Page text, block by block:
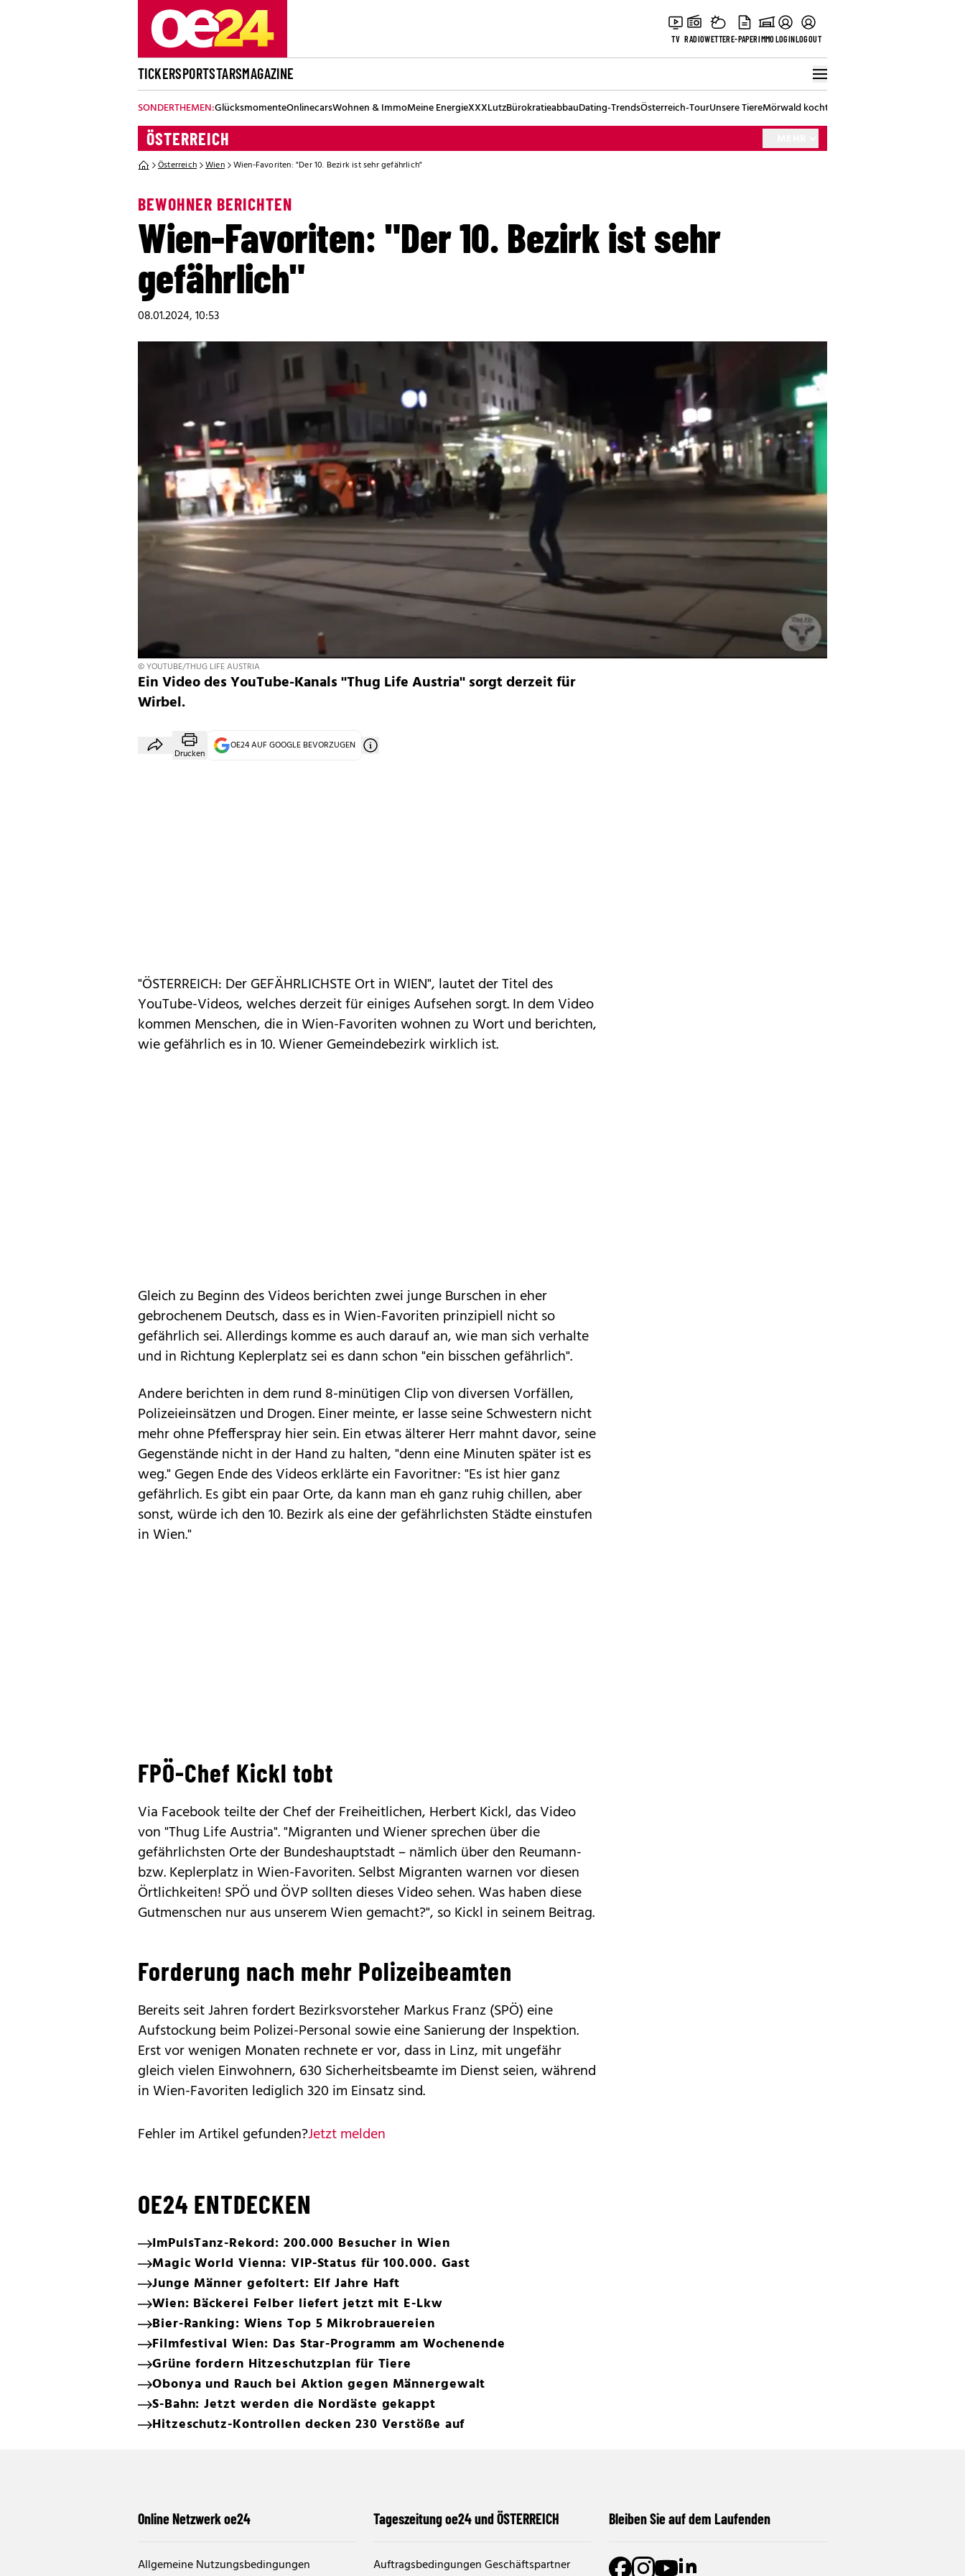
TV RADIOWETTERE-PAPERIMMOLOGINLOGOUT
TICKERSPORTSTARSMAGAZINE
SONDERTHEMEN:GlücksmomenteOnlinecarsWohnen & ImmoMeine EnergieXXXLutzBürokratieabbauDating-TrendsÖsterreich-TourUnsere TiereMörwald kocht
ÖSTERREICH
Österreich Wien Wien-Favoriten: "Der 10. Bezirk ist sehr gefährlich"
BEWOHNER BERICHTEN
Wien-Favoriten: "Der 10. Bezirk ist sehr
gefährlich"
08.01.2024, 10:53
© YOUTUBE/THUG LIFE AUSTRIA
Ein Video des YouTube-Kanals ''Thug Life Austria'' sorgt derzeit für
Wirbel.
Drucken
OE24 AUF GOOGLE BEVORZUGEN
"ÖSTERREICH: Der GEFÄHRLICHSTE Ort in WIEN", lautet der Titel des
YouTube-Videos, welches derzeit für einiges Aufsehen sorgt. In dem Video
kommen Menschen, die in Wien-Favoriten wohnen zu Wort und berichten,
wie gefährlich es in 10. Wiener Gemeindebezirk wirklich ist.
Gleich zu Beginn des Videos berichten zwei junge Burschen in eher
gebrochenem Deutsch, dass es in Wien-Favoriten prinzipiell nicht so
gefährlich sei. Allerdings komme es auch darauf an, wie man sich verhalte
und in Richtung Keplerplatz sei es dann schon "ein bisschen gefährlich".
Andere berichten in dem rund 8-minütigen Clip von diversen Vorfällen,
Polizeieinsätzen und Drogen. Einer meinte, er lasse seine Schwestern nicht
mehr ohne Pfefferspray hier sein. Ein etwas älterer Herr mahnt davor, seine
Gegenstände nicht in der Hand zu halten, "denn eine Minuten später ist es
weg." Gegen Ende des Videos erklärte ein Favoritner: "Es ist hier ganz
gefährlich. Es gibt ein paar Orte, da kann man eh ganz ruhig chillen, aber
sonst, würde ich den 10. Bezirk als eine der gefährlichsten Städte einstufen
in Wien."
FPÖ-Chef Kickl tobt
Via Facebook teilte der Chef der Freiheitlichen, Herbert Kickl, das Video
von "Thug Life Austria". "Migranten und Wiener sprechen über die
gefährlichsten Orte der Bundeshauptstadt – nämlich über den Reumann-
bzw. Keplerplatz in Wien-Favoriten. Selbst Migranten warnen vor diesen
Örtlichkeiten! SPÖ und ÖVP sollten dieses Video sehen. Was haben diese
Gutmenschen nur aus unserem Wien gemacht?", so Kickl in seinem Beitrag.
Forderung nach mehr Polizeibeamten
Bereits seit Jahren fordert Bezirksvorsteher Markus Franz (SPÖ) eine
Aufstockung beim Polizei-Personal sowie eine Sanierung der Inspektion.
Erst vor wenigen Monaten rechnete er vor, dass in Linz, mit ungefähr
gleich vielen Einwohnern, 630 Sicherheitsbeamte im Dienst seien, während
in Wien-Favoriten lediglich 320 im Einsatz sind.
Fehler im Artikel gefunden?Jetzt melden
OE24 ENTDECKEN
ImPulsTanz-Rekord: 200.000 Besucher in Wien
Magic World Vienna: VIP-Status für 100.000. Gast
Junge Männer gefoltert: Elf Jahre Haft
Wien: Bäckerei Felber liefert jetzt mit E-Lkw
Bier-Ranking: Wiens Top 5 Mikrobrauereien
Filmfestival Wien: Das Star-Programm am Wochenende
Grüne fordern Hitzeschutzplan für Tiere
Obonya und Rauch bei Aktion gegen Männergewalt
S-Bahn: Jetzt werden die Nordäste gekappt
Hitzeschutz-Kontrollen decken 230 Verstöße auf
Online Netzwerk oe24
Allgemeine Nutzungsbedingungen
Tageszeitung oe24 und ÖSTERREICH
Auftragsbedingungen Geschäftspartner
Bleiben Sie auf dem Laufenden